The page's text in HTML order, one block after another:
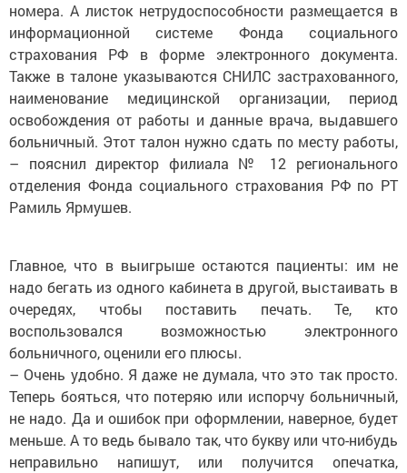
номера. А листок нетрудо­способности размещается в
информационной сис­теме Фонда социального
страхования РФ в форме электронного документа.
Также в талоне указываются СНИЛС застрахованного,
наименование медицинской организации, период
освобождения от работы и данные врача, выдавшего
больничный. Этот талон нужно сдать по месту работы,
– пояснил директор филиала № 12 регионального
отделения Фонда социального страхования РФ по РТ
Рамиль Ярмушев.
Главное, что в выигрыше остают­ся пациенты: им не
надо бегать из одного кабинета в другой, выстаивать в
очередях, чтобы поставить печать. Те, кто
воспользовался возможностью электронного
больничного, оценили его плюсы.
– Очень удобно. Я даже не думала, что это так просто.
Теперь бояться, что потеряю или испорчу больничный,
не надо. Да и ошибок при оформлении, наверное, будет
меньше. А то ведь бывало так, что букву или что-нибудь
неправильно напишут, или получится опечатка,